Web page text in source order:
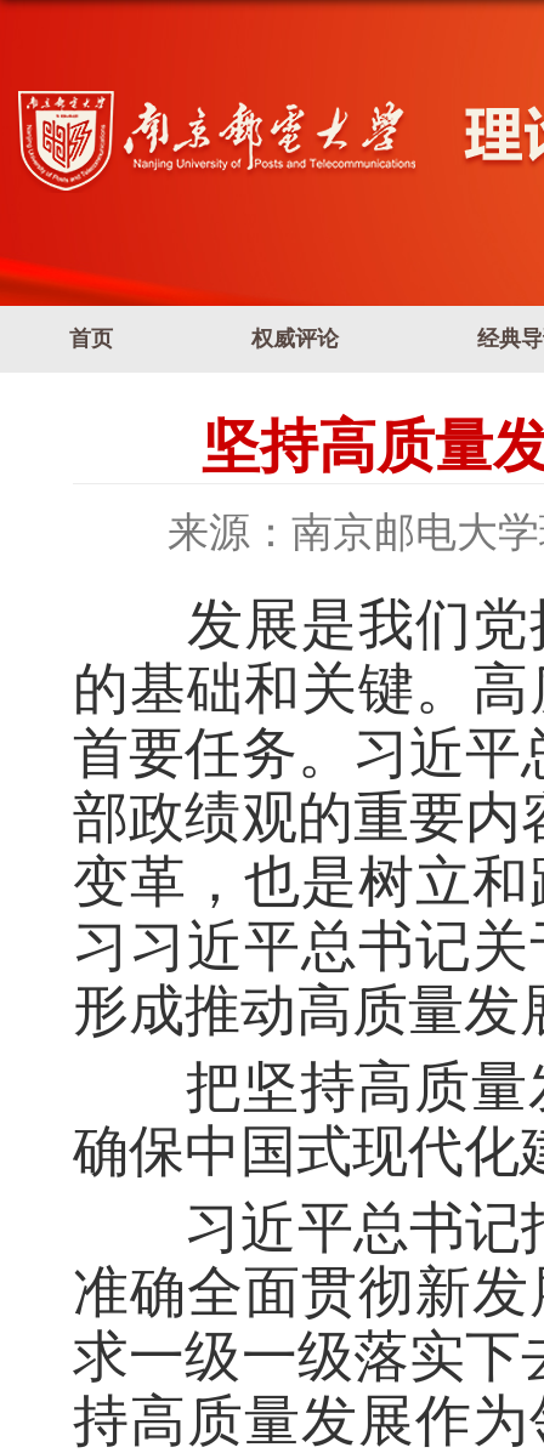
首页 权威评论 经典
坚持高质量
来源：南京邮电大
发展是我们党
的基础和关键。
首要任务。习近平
部政绩观的重要内
变革，也是树立
习习近平总书记
形成推动高质量发
把坚持高质量
确保中国式现代化
习近平总书记指
准确全面贯彻新
求一级一级落实下
持高质量发展作